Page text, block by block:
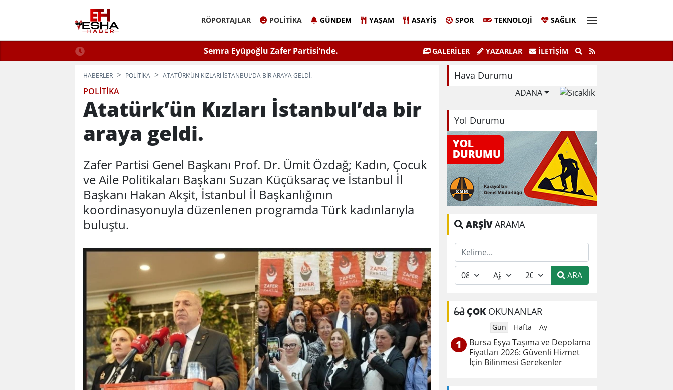
RÖPORTAJLAR POLITIKA GÜNDEM YAŞAM ASAYIŞ SPOR TEKNOLOJI SAĞLIK
Güvenli Hizmet
Bilinmesi Gerekenler
Semra Eyüpoğlu Zafer Partisi’nde.
ÇEVSADER Eskişehir İl Başkanı Sinem Eltin'den Hayati Uyarı
Kulaktan Dolma Bilgiyle İlaçlama Ölüm Getirir
GALERİLER YAZARLAR İLETIŞIM
HABERLER POLITIKA ATATÜRK’ÜN KIZLARI İSTANBUL’DA BIR ARAYA GELDI.
POLITIKA
Atatürk’ün Kızları İstanbul’da bir
araya geldi.
Zafer Partisi Genel Başkanı Prof. Dr. Ümit Özdağ; Kadın, Çocuk
ve Aile Politikaları Başkanı Suzan Küçüksaraç ve İstanbul İl
Başkanı Hakan Akşit, İstanbul İl Başkanlığının
koordinasyonuyla düzenlenen programda Türk kadınlarıyla
buluştu.
Hava Durumu
ADANA
Yol Durumu
ARŞİVARAMA
ARA
ÇOKOKUNANLAR
Gün Hafta Ay
1
Bursa Eşya Taşıma ve Depolama
Fiyatları 2026: Güvenli Hizmet
İçin Bilinmesi Gerekenler